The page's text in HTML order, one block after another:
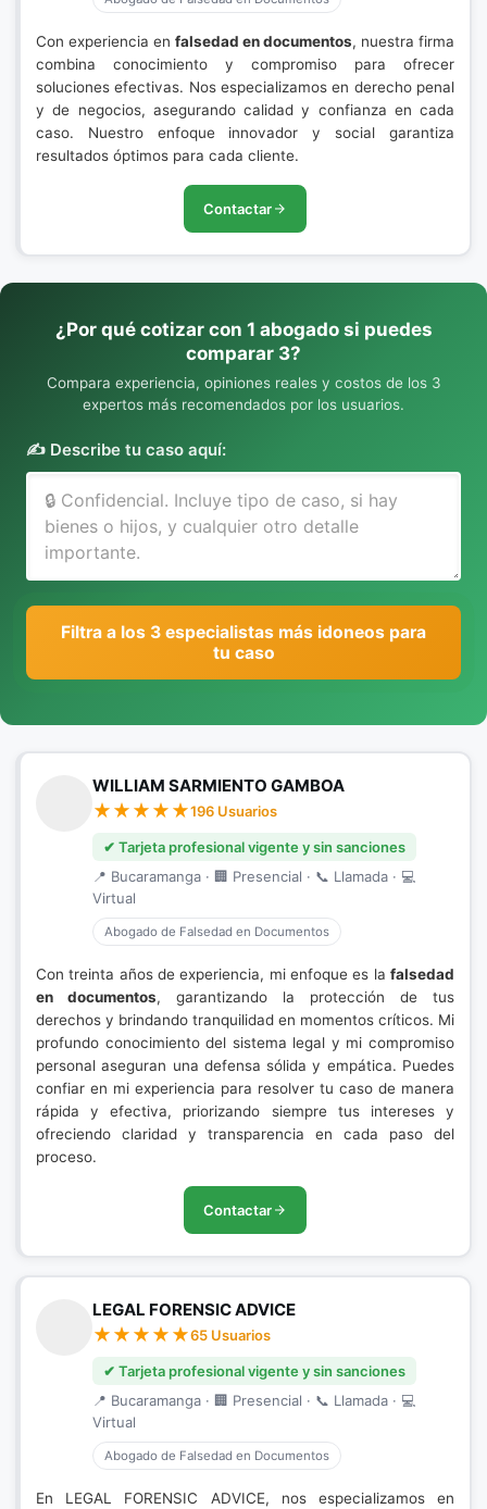
Con experiencia en falsedad en documentos, nuestra firma
combina conocimiento y compromiso para ofrecer
soluciones efectivas. Nos especializamos en derecho penal
y de negocios, asegurando calidad y confianza en cada
caso. Nuestro enfoque innovador y social garantiza
resultados óptimos para cada cliente.
Contactar
¿Por qué cotizar con 1 abogado si puedes
comparar 3?
Compara experiencia, opiniones reales y costos de los 3
expertos más recomendados por los usuarios.
✍️ Describe tu caso aquí:
Filtra a los 3 especialistas más idoneos para
tu caso
WILLIAM SARMIENTO GAMBOA
196 Usuarios
✔ Tarjeta profesional vigente y sin sanciones
📍 Bucaramanga · 🏢 Presencial · 📞 Llamada · 💻
Virtual
Abogado de Falsedad en Documentos
Con treinta años de experiencia, mi enfoque es la falsedad
en documentos, garantizando la protección de tus
derechos y brindando tranquilidad en momentos críticos. Mi
profundo conocimiento del sistema legal y mi compromiso
personal aseguran una defensa sólida y empática. Puedes
confiar en mi experiencia para resolver tu caso de manera
rápida y efectiva, priorizando siempre tus intereses y
ofreciendo claridad y transparencia en cada paso del
proceso.
Contactar
LEGAL FORENSIC ADVICE
65 Usuarios
✔ Tarjeta profesional vigente y sin sanciones
📍 Bucaramanga · 🏢 Presencial · 📞 Llamada · 💻
Virtual
Abogado de Falsedad en Documentos
En LEGAL FORENSIC ADVICE, nos especializamos en